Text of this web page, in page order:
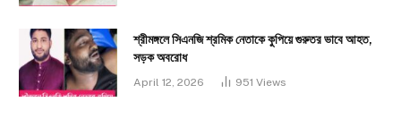
শ্রীমঙ্গলে সিএনজি শ্রমিক নেতাকে কুপিয়ে গুরুতর ভাবে আহত,
সড়ক অবরোধ
April 12, 2026 951 Views